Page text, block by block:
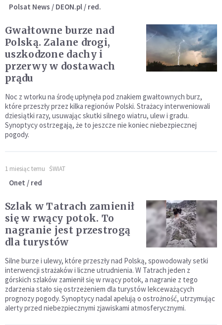
Polsat News / DEON.pl / red.
Gwałtowne burze nad
Polską. Zalane drogi,
uszkodzone dachy i
przerwy w dostawach
prądu
Noc z wtorku na środę upłynęła pod znakiem gwałtownych burz,
które przeszły przez kilka regionów Polski. Strażacy interweniowali
dziesiątki razy, usuwając skutki silnego wiatru, ulew i gradu.
Synoptycy ostrzegają, że to jeszcze nie koniec niebezpiecznej
pogody.
1 miesiąc temu ŚWIAT
Onet / red
Szlak w Tatrach zamienił
się w rwący potok. To
nagranie jest przestrogą
dla turystów
Silne burze i ulewy, które przeszły nad Polską, spowodowały setki
interwencji strażaków i liczne utrudnienia. W Tatrach jeden z
górskich szlaków zamienił się w rwący potok, a nagranie z tego
zdarzenia stało się ostrzeżeniem dla turystów lekceważących
prognozy pogody. Synoptycy nadal apelują o ostrożność, utrzymując
alerty przed niebezpiecznymi zjawiskami atmosferycznymi.